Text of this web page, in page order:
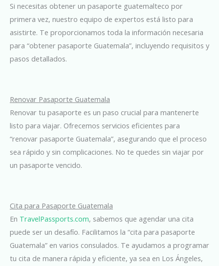
Si necesitas obtener un pasaporte guatemalteco por
primera vez, nuestro equipo de expertos está listo para
asistirte. Te proporcionamos toda la información necesaria
para “obtener pasaporte Guatemala”, incluyendo requisitos y
pasos detallados.
Renovar Pasaporte Guatemala
Renovar tu pasaporte es un paso crucial para mantenerte
listo para viajar. Ofrecemos servicios eficientes para
“renovar pasaporte Guatemala”, asegurando que el proceso
sea rápido y sin complicaciones. No te quedes sin viajar por
un pasaporte vencido.
Cita para Pasaporte Guatemala
En TravelPassports.com, sabemos que agendar una cita
puede ser un desafío. Facilitamos la “cita para pasaporte
Guatemala” en varios consulados. Te ayudamos a programar
tu cita de manera rápida y eficiente, ya sea en Los Ángeles,